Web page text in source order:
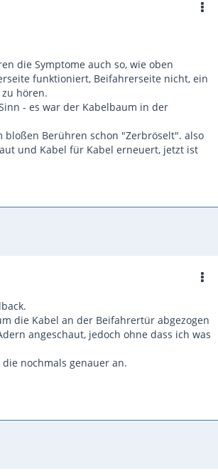
die Symptome auch so, wie oben
funktioniert, Beifahrerseite nicht, ein
hören.
- es war der Kabelbaum in der
bloßen Berühren schon "Zerbröselt". also
und Kabel für Kabel erneuert, jetzt ist
die Kabel an der Beifahrertür abgezogen
angeschaut, jedoch ohne dass ich was
nochmals genauer an.